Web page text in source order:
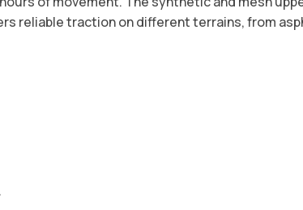
reliable traction on different terrains, from